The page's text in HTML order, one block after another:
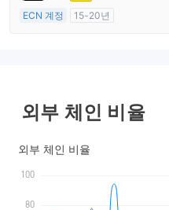
ECN 계정
15-20년
외부 체인 비율